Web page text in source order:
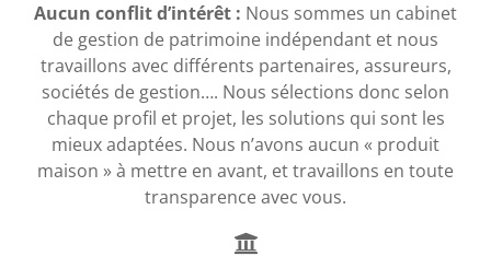
Aucun conflit d’intérêt : Nous sommes un cabinet
de gestion de patrimoine indépendant et nous
travaillons avec différents partenaires, assureurs,
sociétés de gestion…. Nous sélections donc selon
chaque profil et projet, les solutions qui sont les
mieux adaptées. Nous n’avons aucun « produit
maison » à mettre en avant, et travaillons en toute
transparence avec vous.